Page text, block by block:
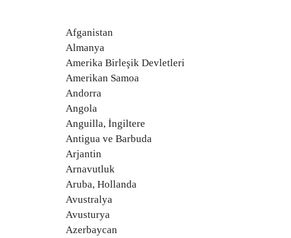
Afganistan
Almanya
Amerika Birleşik Devletleri
Amerikan Samoa
Andorra
Angola
Anguilla, İngiltere
Antigua ve Barbuda
Arjantin
Arnavutluk
Aruba, Hollanda
Avustralya
Avusturya
Azerbaycan